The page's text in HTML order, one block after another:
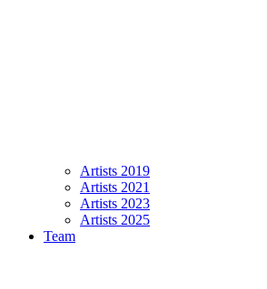
Artists 2019
Artists 2021
Artists 2023
Artists 2025
Team